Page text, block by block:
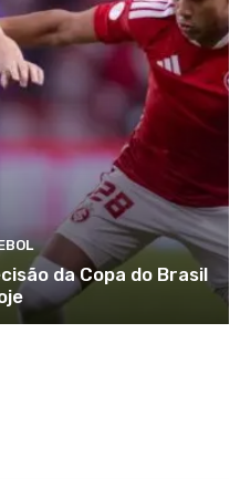
da Copa do Brasil